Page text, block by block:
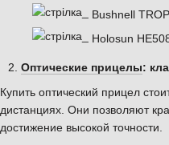
Bushnell
Holosun
Оптические прицелы:
Купить оптический прицел
дистанциях. Они позволяют
достижение высокой точности.